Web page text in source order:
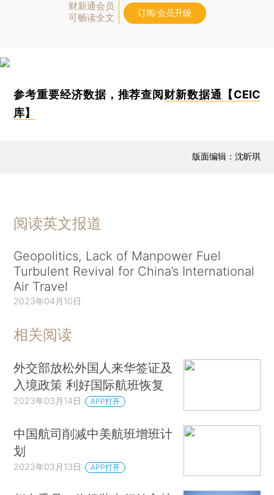
财新通会员
可畅读全文
订阅/会员升级
参考重要经济数据，推荐查阅 财新数据通【CEIC
库】
版面编辑：沈昕琪
阅读英文报道
Geopolitics, Lack of Manpower Fuel
Turbulent Revival for China’s International
Air Travel
2023年04月10日
相关阅读
外交部放松外国人来华签证及
入境政策 利好国际航班恢复
2023年03月14日 APP打开
中国航司削减中美航班增班计
划
2023年03月13日 APP打开